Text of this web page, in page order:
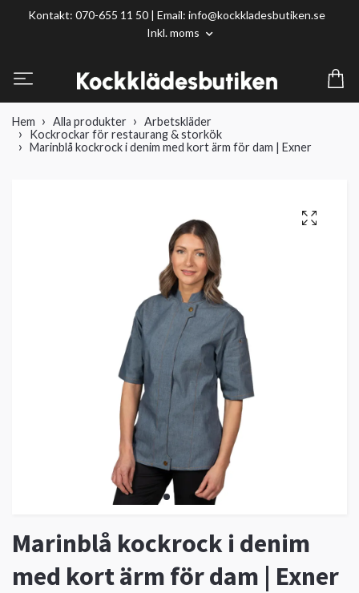
Kontakt: 070-655 11 50 | Email: info@kockkladesbutiken.se
Inkl. moms
Hem Alla produkter
Arbetskläder
Kockrockar för restaurang & storkök
Marinblå kockrock i denim med kort ärm för dam | Exner
Marinblå kockrock i denim
med kort ärm för dam | Exner